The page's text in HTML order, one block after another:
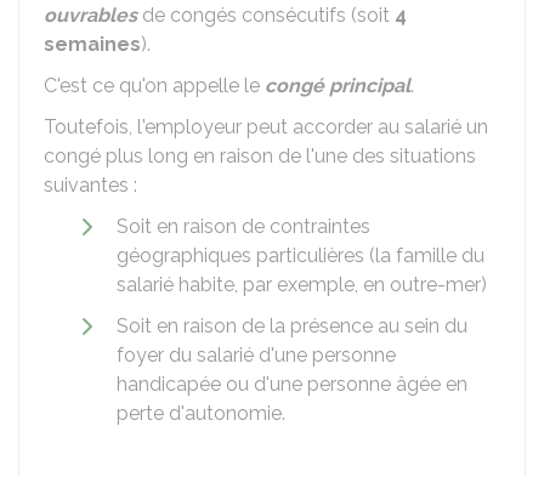
ouvrables de congés consécutifs (soit 4
semaines).
C'est ce qu'on appelle le congé principal.
Toutefois, l'employeur peut accorder au salarié un
congé plus long en raison de l'une des situations
suivantes :
Soit en raison de contraintes
géographiques particulières (la famille du
salarié habite, par exemple, en outre-mer)
Soit en raison de la présence au sein du
foyer du salarié d'une personne
handicapée ou d'une personne âgée en
perte d'autonomie.